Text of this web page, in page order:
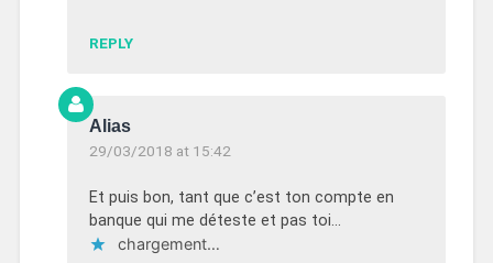
REPLY
Alias
29/03/2018 at 15:42
Et puis bon, tant que c’est ton compte en
banque qui me déteste et pas toi…
chargement…